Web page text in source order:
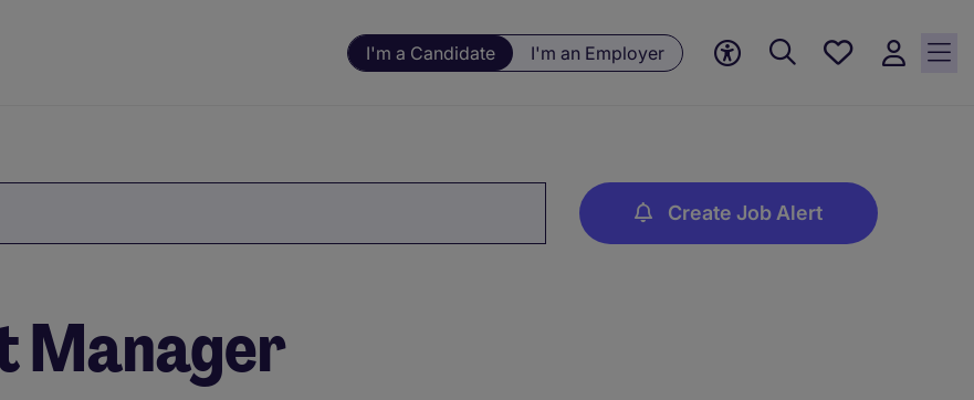
I'm a Candidate I'm an Employer
Save
Create Job Alert
Manager